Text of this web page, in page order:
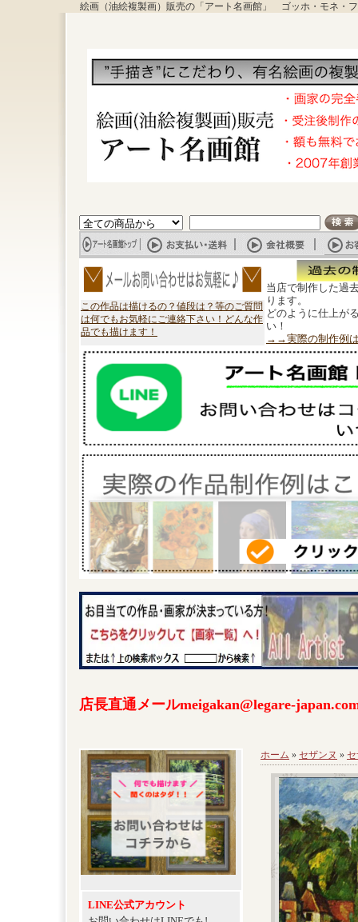
絵画（油絵複製画）販売の「アート名画館」 ゴッホ・モネ・
この作品は描けるの？値段は？等のご質問
は何でもお気軽にご連絡下さい！どんな作
品でも描けます！
当店で制作した過
ります。
どのように仕上が
い！
→→実際の制作例
店長直通メールmeigakan@legare-
LINE公式アカウント
ホーム » セザンヌ »